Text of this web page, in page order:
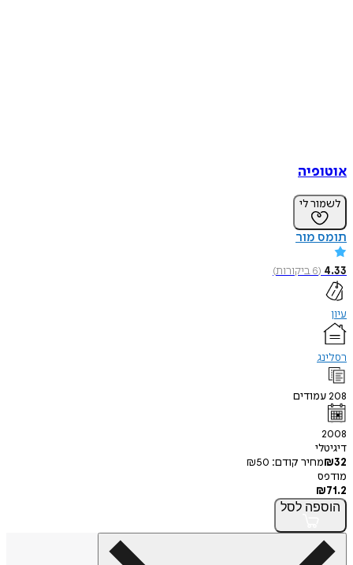
אוטופיה
לשמור לי
תומס מור
4.33
(
6ביקורות)
עיון
רסלינג
208עמודים
2008
דיגיטלי
₪32 מחיר קודם: ₪50
מודפס
₪71.2
הוספה לסל